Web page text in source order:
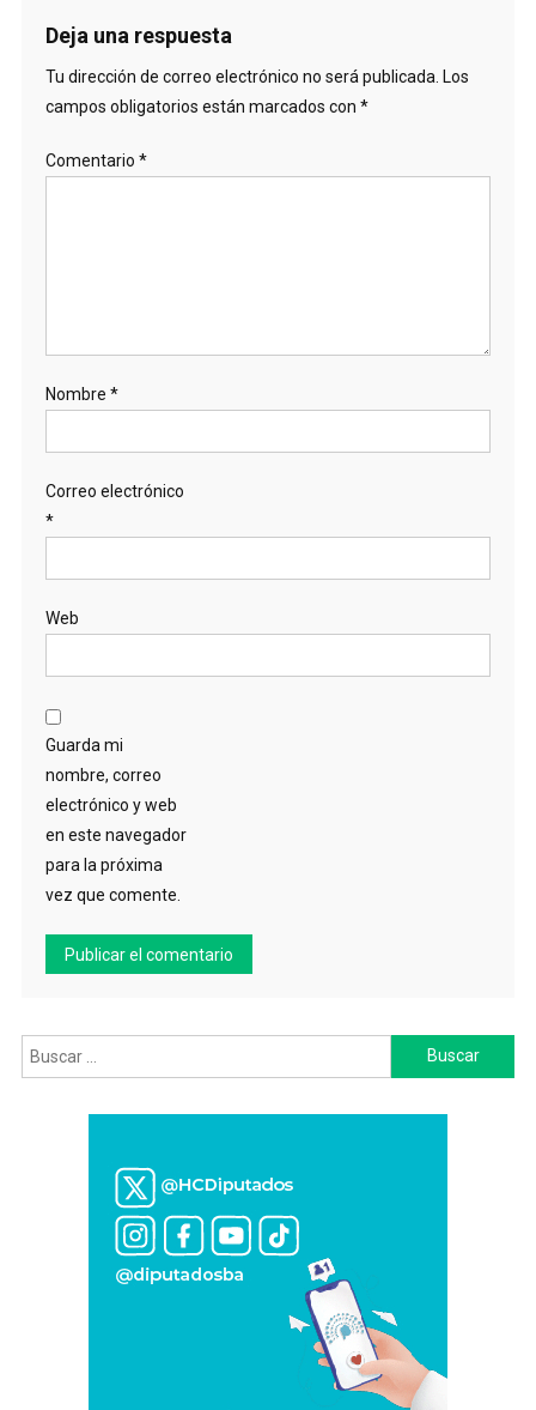
Deja una respuesta
Tu dirección de correo electrónico no será publicada. Los
campos obligatorios están marcados con *
Comentario *
Nombre *
Correo electrónico
*
Web
Guarda mi
nombre, correo
electrónico y web
en este navegador
para la próxima
vez que comente.
Buscar: